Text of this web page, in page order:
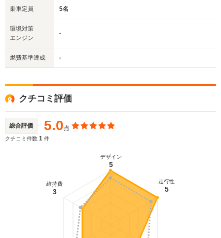
乗車定員 5名
環境対策
エンジン
-
燃費基準達成 -
クチコミ評価
総合評価 5.0点
クチコミ件数 1 件
デザイン
5
走行性
5
維持費
3